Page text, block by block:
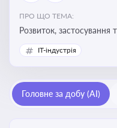
ПРО ЩО ТЕМА:
Розвиток,
інтелекту в різних
до державного сектора
IT-індустрія
Головне за добу (AI)